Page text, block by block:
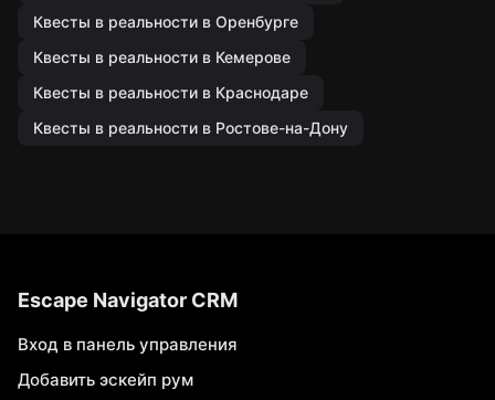
Квесты в реальности в Оренбурге
Квесты в реальности в Кемерове
Квесты в реальности в Краснодаре
Квесты в реальности в Ростове-на-Дону
Escape Navigator CRM
Вход в панель управления
Добавить эскейп рум